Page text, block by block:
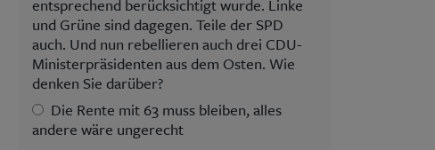
entsprechend berücksichtigt wurde. Linke
und Grüne sind dagegen. Teile der SPD
auch. Und nun rebellieren auch drei CDU-
Ministerpräsidenten aus dem Osten. Wie
denken Sie darüber?
Die Rente mit 63 muss bleiben, alles
andere wäre ungerecht